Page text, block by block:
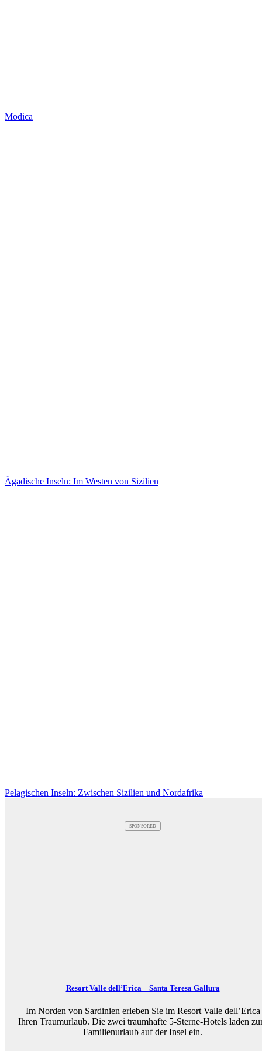
Modica
Ägadische Inseln: Im Westen von Sizilien
Pelagischen Inseln: Zwischen Sizilien und Nordafrika
SPONSORED
Resort Valle dell’Erica – Santa Teresa Gallura
Im Norden von Sardinien erleben Sie im Resort Valle dell’Erica
Ihren Traumurlaub. Die zwei traumhafte 5-Sterne-Hotels laden
Familienurlaub auf der Insel ein.